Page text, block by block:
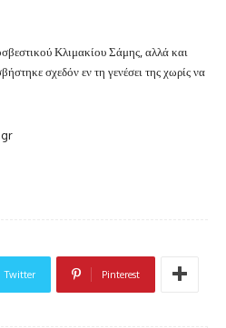
Κλιμακίου Σάμης, αλλά και
σχεδόν εν τη γενέσει της χωρίς να
Twitter Pinterest